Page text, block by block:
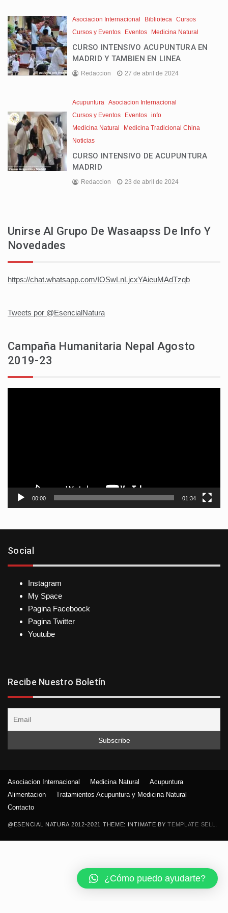
Asociacion Internacional Biblioteca Cursos
Cursos y Eventos
Eventos Medicina Natural
CURSO INTENSIVO ACUPUNTURA EN
MADRID Y TAMBIEN EN LINEA
Redaccion 27 de abril de 2024
Acupuntura Asociacion Internacional
Cursos y Eventos
Eventos info
Medicina Natural
Medicina Tradicional China
Noticias
CURSO INTENSIVO DE ACUPUNTURA
MADRID
Redaccion 23 de abril de 2024
Unirse Al Grupo De Wasaapss De Info Y
Novedades
https://chat.whatsapp.com/IOSwLnLjcxYAieuMAdTzqb
Tweets por @EsencialNatura
Campaña Humanitaria Nepal Agosto
2019-23
00:00 01:34
Social
Instagram
My Space
Pagina Faceboock
Pagina Twitter
Youtube
Recibe Nuestro Boletín
@ESENCIAL NATURA 2012-2021 THEME: INTIMATE BYTEMPLATE SELL
Asociacion Internacional Medicina Natural
Acupuntura
Alimentacion
Tratamientos Acupuntura y Medicina Natural
Contacto
¿Cómo puedo ayudarte?